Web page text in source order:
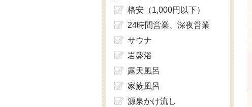
格安（1,000円以下）
24時間営業、深夜営業
サウナ
岩盤浴
露天風呂
家族風呂
源泉かけ流し